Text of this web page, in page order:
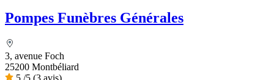
Pompes Funèbres Générales
3, avenue Foch
25200 Montbéliard
5 /5 (3 avis)